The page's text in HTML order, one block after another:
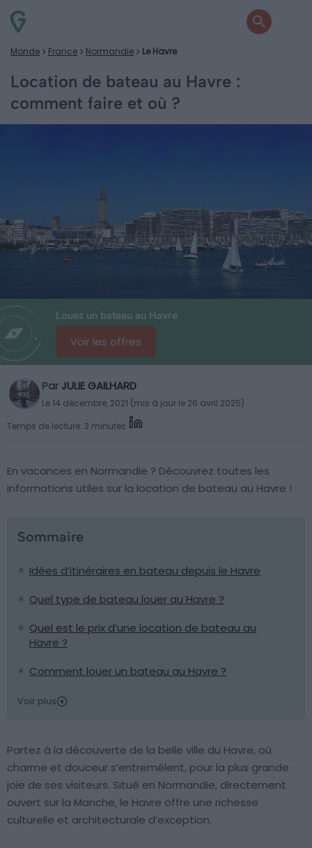
Monde France Normandie Le Havre
Location de bateau au Havre :
comment faire et où ?
Louez un bateau au Havre
Voir les offres
Par JULIE GAILHARD
Le 14 décembre, 2021 (mis à jour le 26 avril 2025)
Temps de lecture: 3 minutes
En vacances en Normandie ? Découvrez toutes les
informations utiles sur la location de bateau au Havre !
Sommaire
Idées d’itinéraires en bateau depuis le Havre
Quel type de bateau louer au Havre ?
Quel est le prix d’une location de bateau au
Havre ?
Comment louer un bateau au Havre ?
Voir plus
Partez à la découverte de la belle ville du Havre, où
charme et douceur s’entremêlent, pour la plus grande
joie de ses visiteurs. Situé en Normandie, directement
ouvert sur la Manche, le Havre offre une richesse
culturelle et architecturale d’exception.